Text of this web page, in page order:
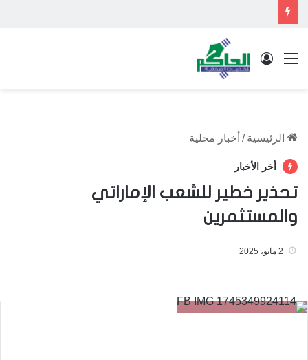
القائمة تسجيل الدخول
الرئيسية / أخبار محلية
أخر الأخبار
تحذير خطير للشعب الإماراتي
والمستثمرين
2 مايو، 2025